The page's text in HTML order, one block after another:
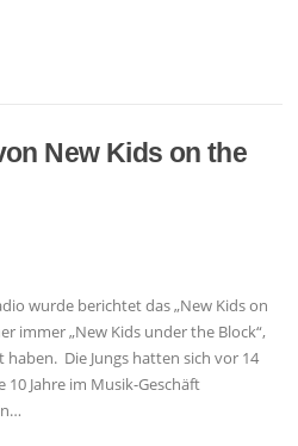
New Kids on the
wurde berichtet das „New Kids on
immer „New Kids under the Block“,
Die Jungs hatten sich vor 14
Jahre im Musik-Geschäft